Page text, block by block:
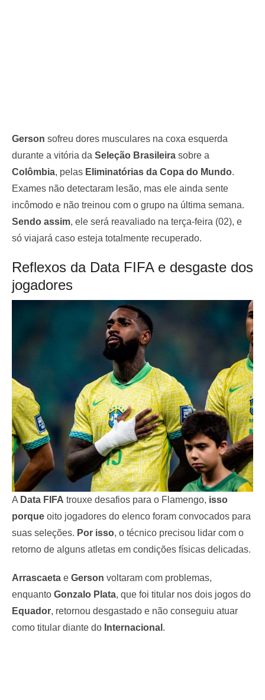
Gerson sofreu dores musculares na coxa esquerda
durante a vitória da Seleção Brasileira sobre a
Colômbia, pelas Eliminatórias da Copa do Mundo.
Exames não detectaram lesão, mas ele ainda sente
incômodo e não treinou com o grupo na última semana.
Sendo assim, ele será reavaliado na terça-feira (02), e
só viajará caso esteja totalmente recuperado.
Reflexos da Data FIFA e desgaste dos
jogadores
A Data FIFA trouxe desafios para o Flamengo, isso
porque oito jogadores do elenco foram convocados para
suas seleções. Por isso, o técnico precisou lidar com o
retorno de alguns atletas em condições físicas delicadas.
Arrascaeta e Gerson voltaram com problemas,
enquanto Gonzalo Plata, que foi titular nos dois jogos do
Equador, retornou desgastado e não conseguiu atuar
como titular diante do Internacional .